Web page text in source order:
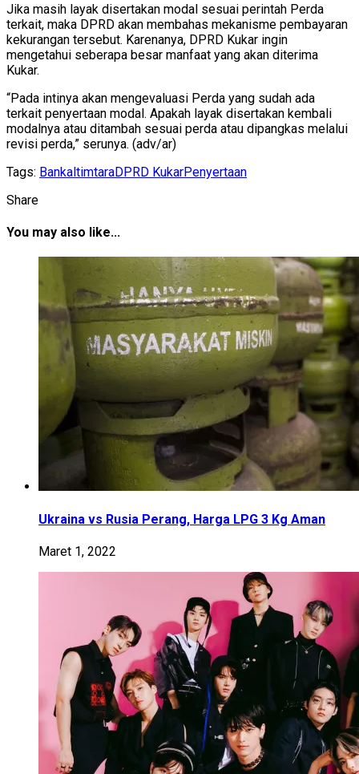
Jika masih layak disertakan modal sesuai perintah Perda
terkait, maka DPRD akan membahas mekanisme pembayaran
kekurangan tersebut. Karenanya, DPRD Kukar ingin
mengetahui seberapa besar manfaat yang akan diterima
Kukar.
“Pada intinya akan mengevaluasi Perda yang sudah ada
terkait penyertaan modal. Apakah layak disertakan kembali
modalnya atau ditambah sesuai perda atau dipangkas melalui
revisi perda,” serunya. (adv/ar)
Tags: BankaltimtaraDPRD KukarPenyertaan
Share
You may also like...
Ukraina vs Rusia Perang, Harga LPG 3 Kg Aman
Maret 1, 2022